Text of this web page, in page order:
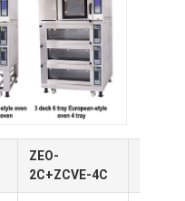
ZEO-
2C+ZCVE-4C